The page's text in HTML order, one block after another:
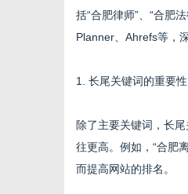
括“合肥律师”、“合肥
Planner、Ahrefs等，
1. 长尾关键词的重要性
除了主要关键词，长
往更高。例如，“合肥
而提高网站的排名。